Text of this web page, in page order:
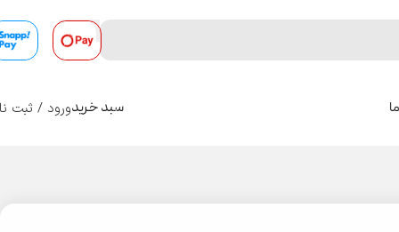
0
سبد خریدورود / ثبت